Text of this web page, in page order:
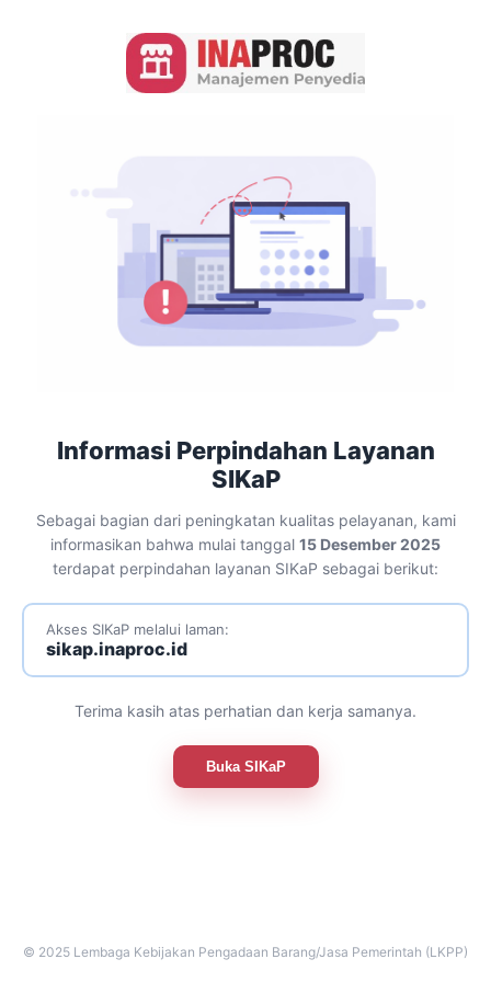
Informasi Perpindahan Layanan
SIKaP
Sebagai bagian dari peningkatan kualitas pelayanan, kami
informasikan bahwa mulai tanggal 15 Desember 2025
terdapat perpindahan layanan SIKaP sebagai berikut:
Akses SIKaP melalui laman:
sikap.inaproc.id
Terima kasih atas perhatian dan kerja samanya.
Buka SIKaP
© 2025 Lembaga Kebijakan Pengadaan Barang/Jasa Pemerintah (LKPP)